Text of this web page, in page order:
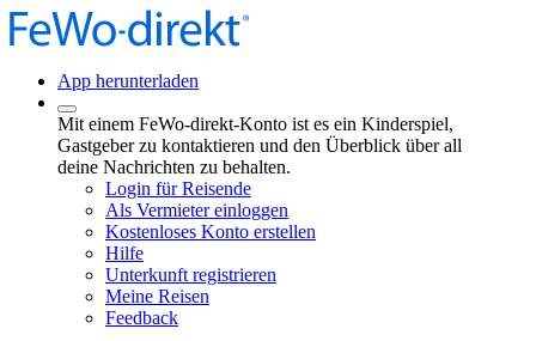
App herunterladen
Mit einem FeWo-direkt-Konto ist es ein Kinderspiel,
Gastgeber zu kontaktieren und den Überblick über all
deine Nachrichten zu behalten.
Login für Reisende
Als Vermieter einloggen
Kostenloses Konto erstellen
Hilfe
Unterkunft registrieren
Meine Reisen
Feedback